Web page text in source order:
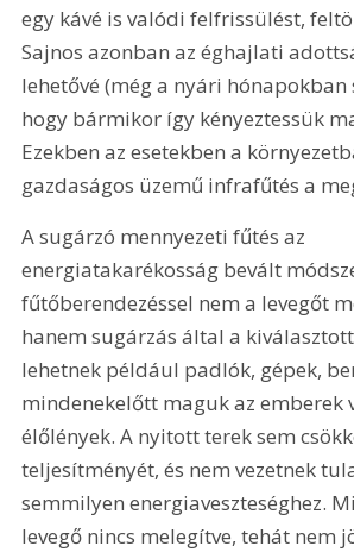
egy kávé is valódi felfrissülést,
Sajnos azonban az éghajlati
lehetővé (még a nyári hónapokban
hogy bármikor így kényeztessük
Ezekben az esetekben a
gazdaságos üzemű infrafűtés a
A sugárzó mennyezeti fűtés az
energiatakarékosság bevált
fűtőberendezéssel nem a levegőt
hanem sugárzás által a
lehetnek például padlók, gépek,
mindenekelőtt maguk az emberek
élőlények. A nyitott terek sem
teljesítményét, és nem vezetnek
semmilyen energiaveszteséghez.
levegő nincs melegítve, tehát nem